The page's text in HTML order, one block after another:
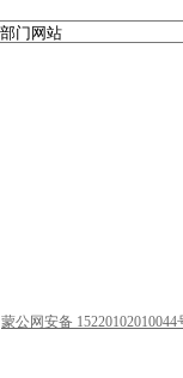
蒙公网安备 15220102010044